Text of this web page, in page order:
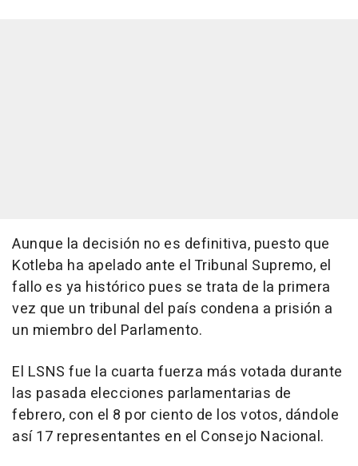
Aunque la decisión no es definitiva, puesto que
Kotleba ha apelado ante el Tribunal Supremo, el
fallo es ya histórico pues se trata de la primera
vez que un tribunal del país condena a prisión a
un miembro del Parlamento.
El LSNS fue la cuarta fuerza más votada durante
las pasada elecciones parlamentarias de
febrero, con el 8 por ciento de los votos, dándole
así 17 representantes en el Consejo Nacional.